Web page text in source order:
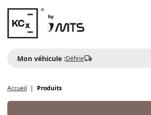
Mon véhicule :Définir
Accueil Produits